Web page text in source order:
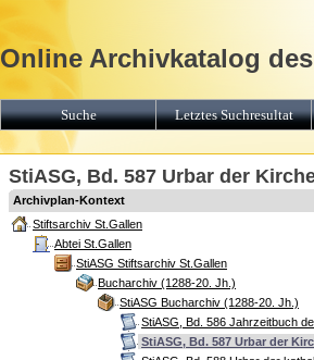
StiASG, Bd. 587 Urbar der
Archivplan-Kontext
Stiftsarchiv St.Gallen
Abtei St.Gallen
StiASG Stiftsarchiv St.Gallen
Bucharchiv (1288-20. Jh.)
StiASG Bucharchiv (1288-20. Jh.)
StiASG, Bd. 586 Jahrzeitbuch
StiASG, Bd. 587 Urbar der
Online Archivkatalog
Suche Letztes Suchresultat